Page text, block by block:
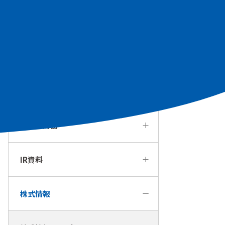
業績・財務
IR資料
株式情報